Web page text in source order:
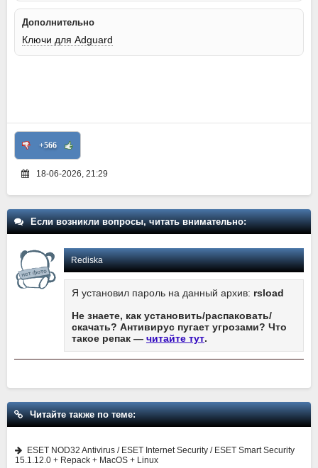
Дополнительно
Ключи для Adguard
+566
18-06-2026, 21:29
Если возникли вопросы, читать внимательно:
Rediska
Я установил пароль на данный архив: rsload
Не знаете, как установить/распаковать/
скачать? Антивирус пугает угрозами? Что
такое репак — читайте тут.
Читайте также по теме:
ESET NOD32 Antivirus / ESET Internet Security / ESET Smart Security
15.1.12.0 + Repack + MacOS + Linux